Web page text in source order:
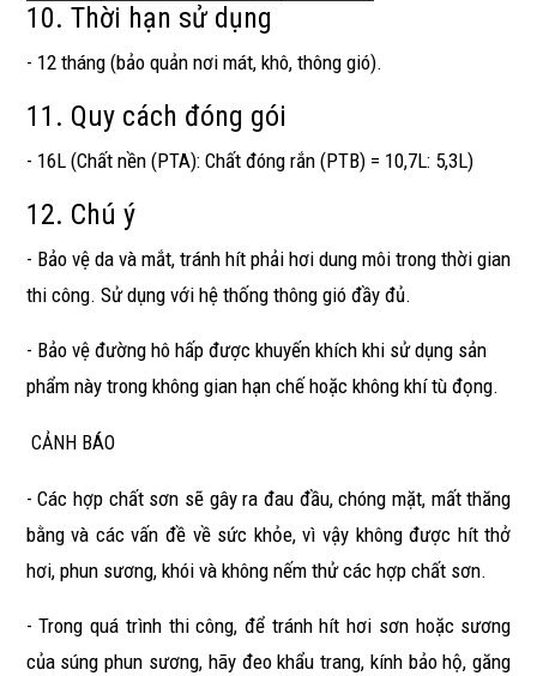
10. Thời hạn sử dụng
- 12 tháng (bảo quản nơi mát, khô, thông gió).
11. Quy cách đóng gói
- 16L (Chất nền (PTA): Chất đóng rắn (PTB) = 10,7L: 5,3L)
12. Chú ý
- Bảo vệ da và mắt, tránh hít phải hơi dung môi trong thời gian
thi công. Sử dụng với hệ thống thông gió đầy đủ.
- Bảo vệ đường hô hấp được khuyến khích khi sử dụng sản
phẩm này trong không gian hạn chế hoặc không khí tù đọng.
CẢNH BÁO
- Các hợp chất sơn sẽ gây ra đau đầu, chóng mặt, mất thăng
bằng và các vấn đề về sức khỏe, vì vậy không được hít thở
hơi, phun sương, khói và không nếm thử các hợp chất sơn.
- Trong quá trình thi công, để tránh hít hơi sơn hoặc sương
của súng phun sương, hãy đeo khẩu trang, kính bảo hộ, găng